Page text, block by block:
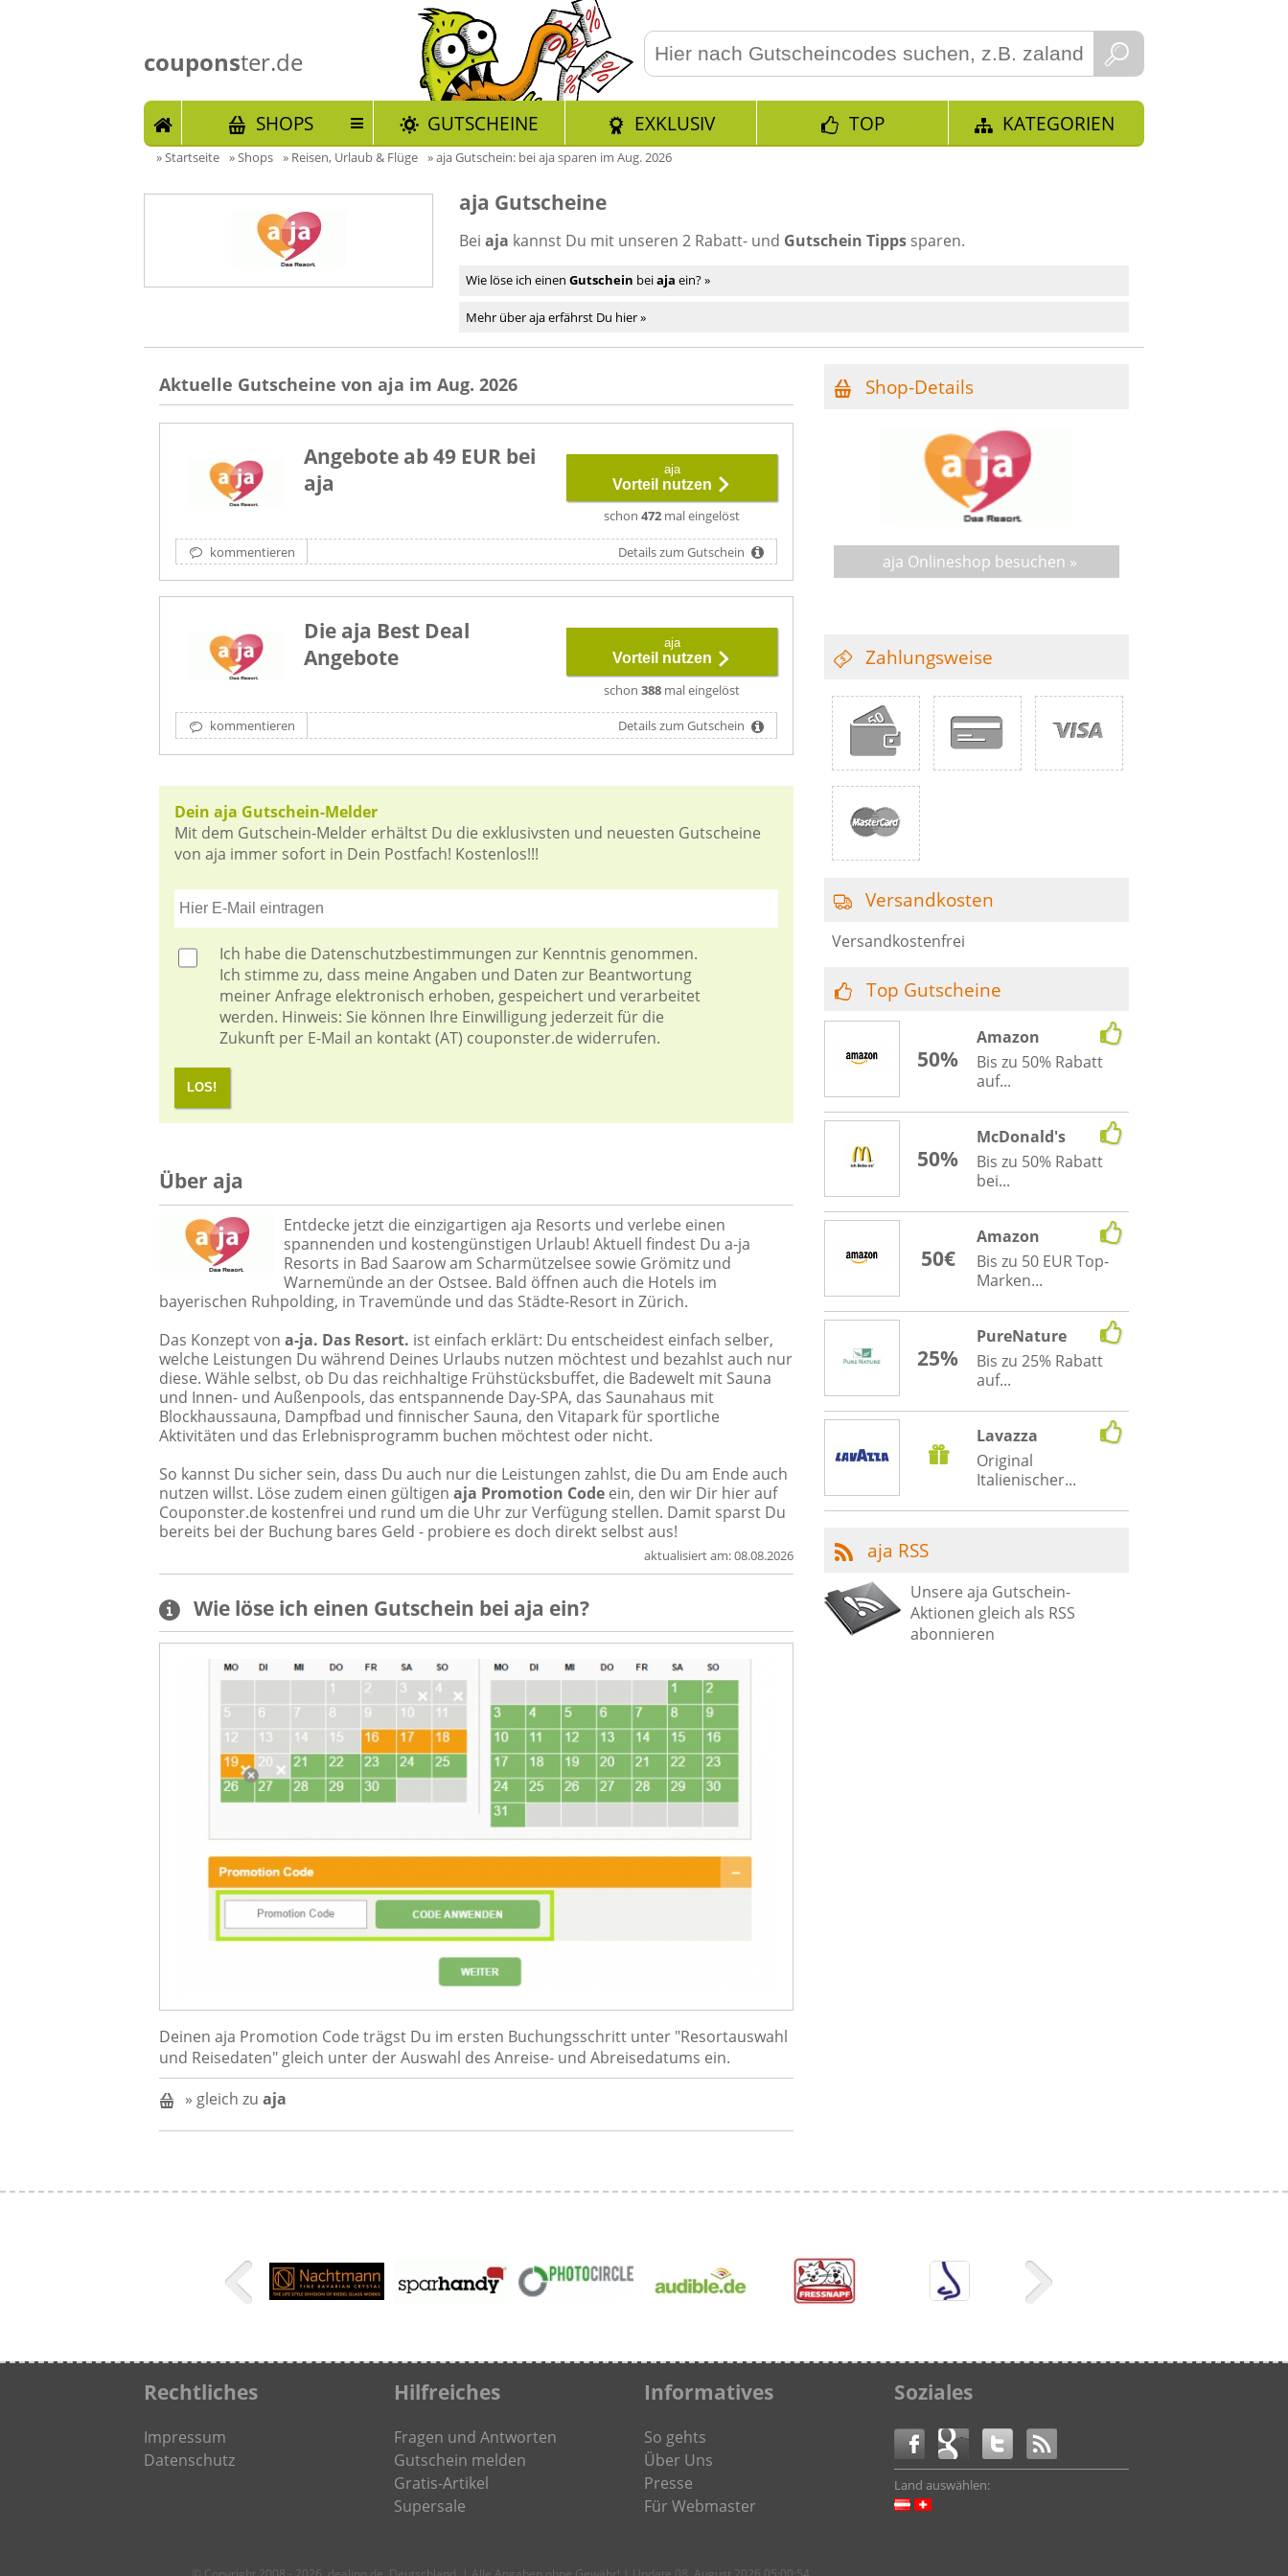
couponster.de
START SHOPS GUTSCHEINE EXKLUSIV TOP KATEGORIEN
»Startseite »Shops » Reisen, Urlaub & Flüge »aja Gutschein: bei aja sparen im Aug. 2026
aja Gutscheine
Beiaja kannst Du mit unseren 2 Rabatt- und Gutschein Tipps sparen.
Wie löse ich einen Gutschein beiaja ein? »
Mehr über aja erfährst Du hier »
Aktuelle Gutscheine von aja im Aug. 2026
Angebote ab 49 EUR bei
aja
aja
Vorteil nutzen
schon 472 mal eingelöst
kommentieren Details zum Gutschein
Die aja Best Deal
Angebote
aja
Vorteil nutzen
schon 388 mal eingelöst
kommentieren Details zum Gutschein
Dein aja Gutschein-Melder
Mit dem Gutschein-Melder erhältst Du die exklusivsten und neuesten Gutscheine
von aja immer sofort in Dein Postfach! Kostenlos!!!
Ich habe die Datenschutzbestimmungen zur Kenntnis genommen.
Ich stimme zu, dass meine Angaben und Daten zur Beantwortung
meiner Anfrage elektronisch erhoben, gespeichert und verarbeitet
werden. Hinweis: Sie können Ihre Einwilligung jederzeit für die
Zukunft per E-Mail an kontakt (AT) couponster.de widerrufen.
LOS!
Über aja
Entdecke jetzt die einzigartigen aja Resorts und verlebe einen
spannenden und kostengünstigen Urlaub! Aktuell findest Du a-ja
Resorts in Bad Saarow am Scharmützelsee sowie Grömitz und
Warnemünde an der Ostsee. Bald öffnen auch die Hotels im
bayerischen Ruhpolding, in Travemünde und das Städte-Resort in Zürich.
Das Konzept von a-ja. Das Resort. ist einfach erklärt: Du entscheidest einfach selber,
welche Leistungen Du während Deines Urlaubs nutzen möchtest und bezahlst auch nur
diese. Wähle selbst, ob Du das reichhaltige Frühstücksbuffet, die Badewelt mit Sauna
und Innen- und Außenpools, das entspannende Day-SPA, das Saunahaus mit
Blockhaussauna, Dampfbad und finnischer Sauna, den Vitapark für sportliche
Aktivitäten und das Erlebnisprogramm buchen möchtest oder nicht.
So kannst Du sicher sein, dass Du auch nur die Leistungen zahlst, die Du am Ende auch
nutzen willst. Löse zudem einen gültigen aja Promotion Code ein, den wir Dir hier auf
Couponster.de kostenfrei und rund um die Uhr zur Verfügung stellen. Damit sparst Du
bereits bei der Buchung bares Geld - probiere es doch direkt selbst aus!
aktualisiert am:08.08.2026
Wie löse ich einen Gutschein bei aja ein?
Deinen aja Promotion Code trägst Du im ersten Buchungsschritt unter "Resortauswahl
und Reisedaten" gleich unter der Auswahl des Anreise- und Abreisedatums ein.
» gleich zuaja
Shop-Details
aja Onlineshop besuchen »
Zahlungsweise
Versandkosten
Versandkostenfrei
Top Gutscheine
50%
Amazon
Bis zu 50% Rabatt
auf...
50%
McDonald's
Bis zu 50% Rabatt
bei...
50€
Amazon
Bis zu 50 EUR Top-
Marken...
25%
PureNature
Bis zu 25% Rabatt
auf...
Lavazza
Original
Italienischer...
aja RSS
Unsere aja Gutschein-
Aktionen gleich als RSS
abonnieren
Rechtliches
Impressum
Datenschutz
Hilfreiches
Fragen und Antworten
Gutschein melden
Gratis-Artikel
Supersale
Informatives
So gehts
Über Uns
Presse
Für Webmaster
Soziales
Land auswählen: